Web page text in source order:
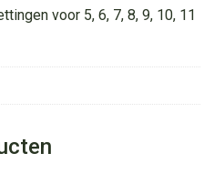
voor 5, 6, 7, 8, 9, 10, 11